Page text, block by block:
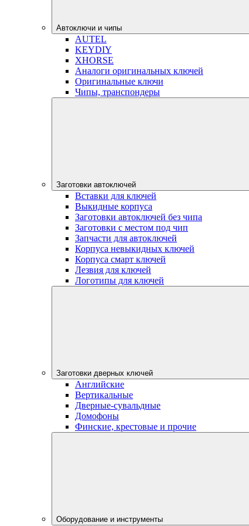
Автоключи и чипы
AUTEL
KEYDIY
XHORSE
Аналоги оригинальных ключей
Оригинальные ключи
Чипы, транспондеры
Заготовки автоключей
Вставки для ключей
Выкидные корпуса
Заготовки автоключей без чипа
Заготовки с местом под чип
Запчасти для автоключей
Корпуса невыкидных ключей
Корпуса смарт ключей
Лезвия для ключей
Логотипы для ключей
Заготовки дверных ключей
Английские
Вертикальные
Дверные-сувальдные
Домофоны
Финские, крестовые и прочие
Оборудование и инструменты